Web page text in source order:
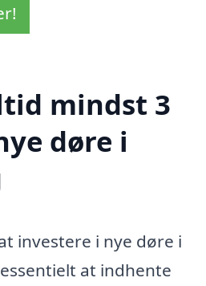
mindst 3
døre i
investere i nye døre i
at indhente